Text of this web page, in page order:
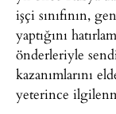
işçi sınıfının,
yaptığını
önderleriyle
kazanımlarını
yeterince